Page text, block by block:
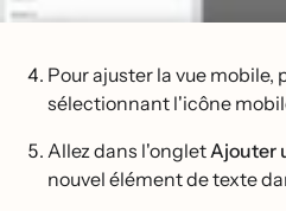
Pour ajuster la vue mobile,
sélectionnant l'icône
Allez dans l'onglet Ajouter
nouvel élément de texte